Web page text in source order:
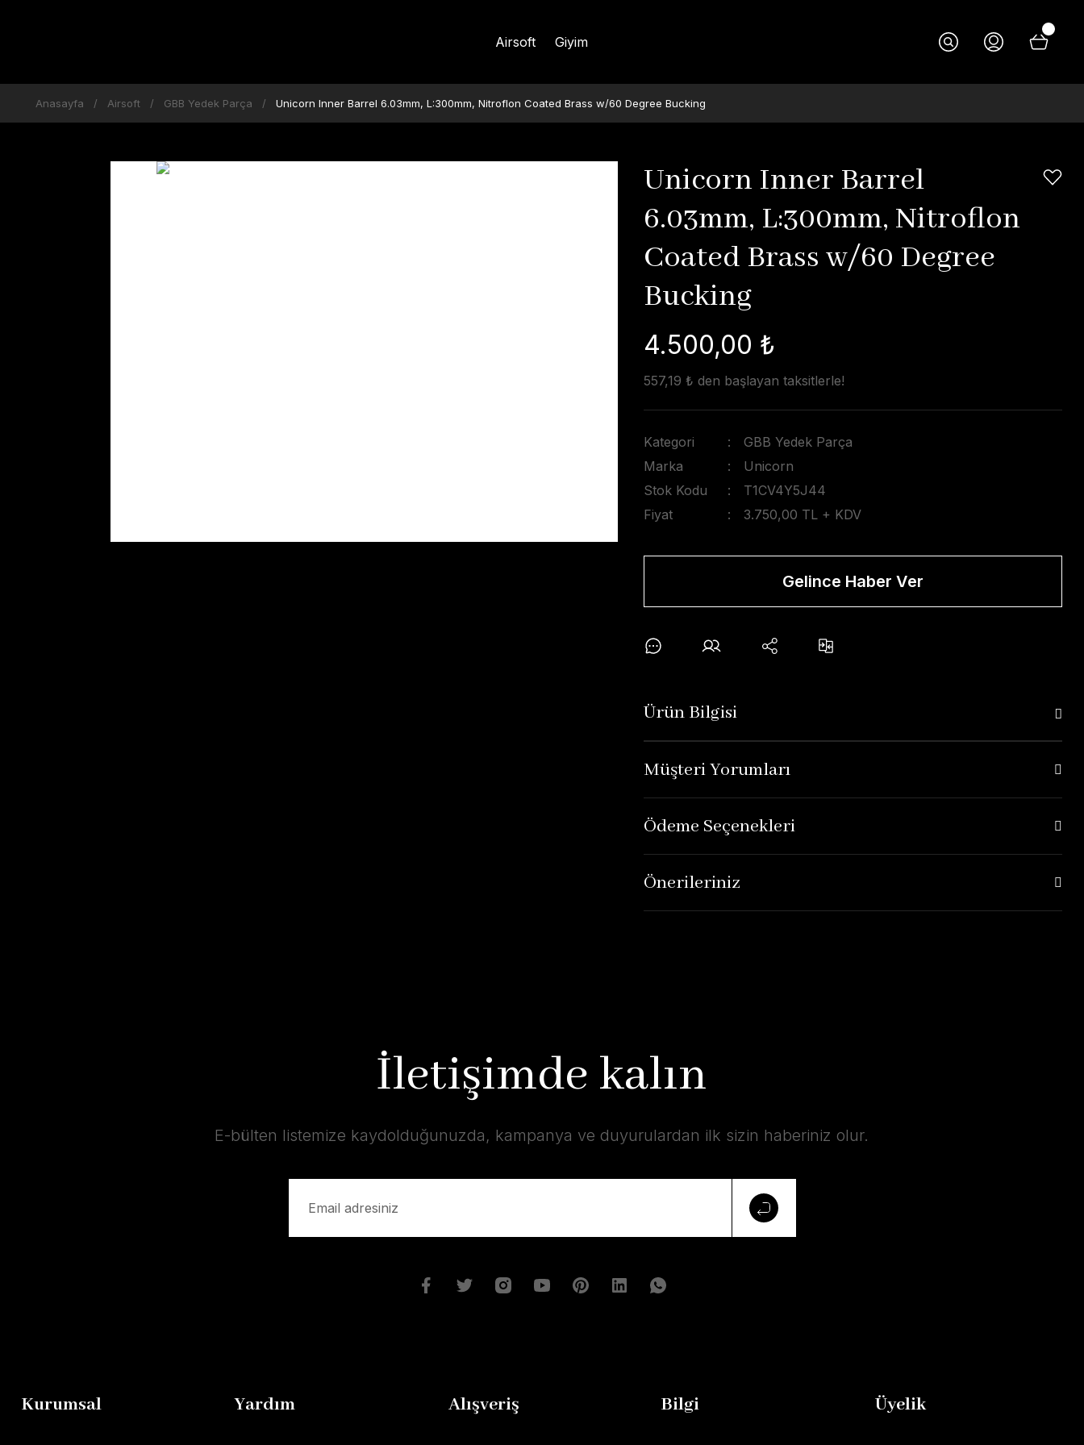
Airsoft Giyim
Anasayfa Airsoft GBB Yedek Parça Unicorn Inner Barrel 6.03mm, L:300mm, Nitroflon Coated Brass w/60 Degree Bucking
Unicorn Inner Barrel
6.03mm, L:300mm, Nitroflon
Coated Brass w/60 Degree
Bucking
4.500,00 ₺
557,19 ₺ den başlayan taksitlerle!
Kategori
GBB Yedek Parça
Marka
Unicorn
Stok Kodu
T1CV4Y5J44
Fiyat
3.750,00 TL + KDV
Gelince Haber Ver
Ürün Bilgisi
Müşteri Yorumları
Ödeme Seçenekleri
Önerileriniz
İletişimde kalın
E-bülten listemize kaydolduğunuzda, kampanya ve duyurulardan ilk sizin haberiniz olur.
Kurumsal Yardım Alışveriş Bilgi Üyelik